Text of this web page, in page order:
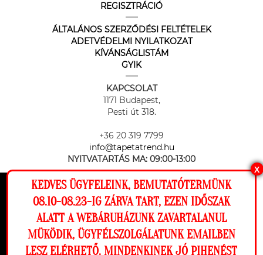
Ez a weboldal cookie-kat használ, hogy a
lehető legjobb élményt nyújtsa honlapunkon.
Beállítások
REGISZTRÁCIÓ
ÁLTALÁNOS SZERZŐDÉSI FELTÉTELEK
ADETVÉDELMI NYILATKOZAT
KÍVÁNSÁGLISTÁM
GYIK
KAPCSOLAT
1171 Budapest,
Pesti út 318.
+36 20 319 7799
info@tapetatrend.hu
NYITVATARTÁS MA: 09:00-13:00
Az online fizetést a Barion Payment Zrt. biztosítja, MNB engedély
száma: H-EN-I-1064/2013
X
KEDVES ÜGYFELEINK, BEMUTATÓTERMÜNK
08.10-08.23-IG ZÁRVA TART, EZEN IDŐSZAK
ALATT A WEBÁRUHÁZUNK ZAVARTALANUL
MÜKÖDIK, ÜGYFÉLSZOLGÁLATUNK EMAILBEN
LESZ ELÉRHETŐ. MINDENKINEK JÓ PIHENÉST